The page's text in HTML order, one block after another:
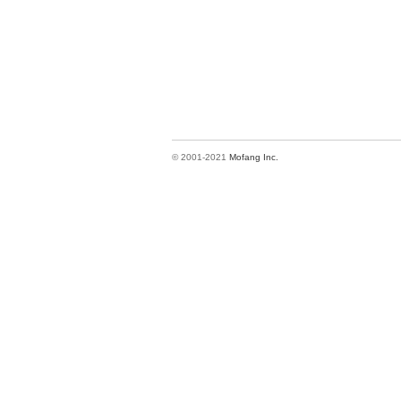
© 2001-2021 Mofang Inc.